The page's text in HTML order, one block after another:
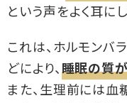
という声をよく耳にし
これは、ホルモンバ
どにより、 睡眠の質
また、生理前には血